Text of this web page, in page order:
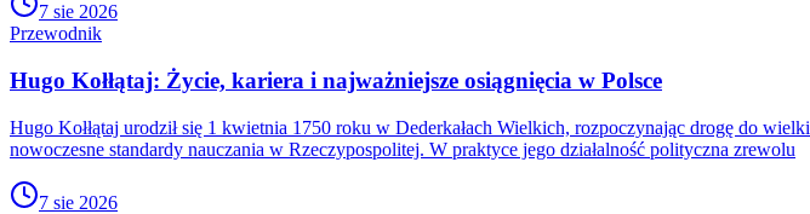
7 sie 2026
Przewodnik
Hugo Kołłątaj: Życie, kariera i najważniejsze osiągnięcia w Polsce
Hugo Kołłątaj urodził się 1 kwietnia 1750 roku w Dederkałach Wielkich, rozpoczynając drogę do
nowoczesne standardy nauczania w Rzeczypospolitej. W praktyce jego działalność polityczna zrewolu
7 sie 2026